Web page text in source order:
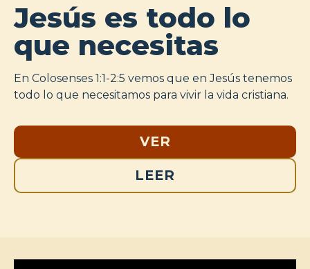
Jesús es todo lo
que necesitas
En Colosenses 1:1-2:5 vemos que en Jesús tenemos
todo lo que necesitamos para vivir la vida cristiana.
VER
LEER